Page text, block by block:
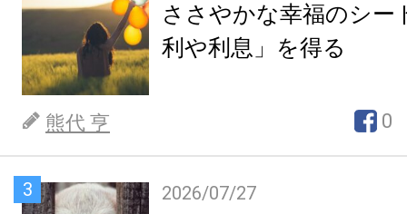
ささやかな幸福のシー
利や利息」を得る
熊代 亨 0
3 2026/07/27